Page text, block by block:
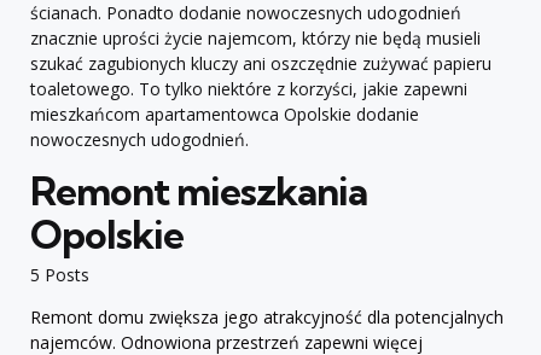
5 Posts
Remont mieszkania
Opolskie
Remont domu zwiększa jego atrakcyjność dla potencjalnych
najemców. Odnowiona przestrzeń zapewni więcej
ścianach. Ponadto dodanie nowoczesnych udogodnień
znacznie uprości życie najemcom, którzy nie będą musieli
szukać zagubionych kluczy ani oszczędnie zużywać papieru
toaletowego. To tylko niektóre z korzyści, jakie zapewni
mieszkańcom apartamentowca Opolskie dodanie
nowoczesnych udogodnień.